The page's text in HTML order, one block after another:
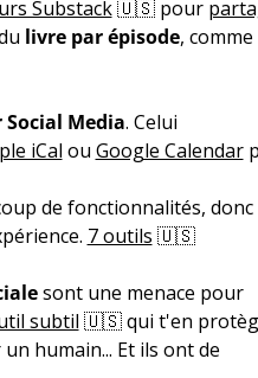
Substack🇺🇸 pour
livre par épisode, comme
Media. Celui
iCal ou Google Calendar
de fonctionnalités, donc
7 outils 🇺🇸
sont une menace pour
subtil 🇺🇸 qui t'en
humain... Et ils ont de